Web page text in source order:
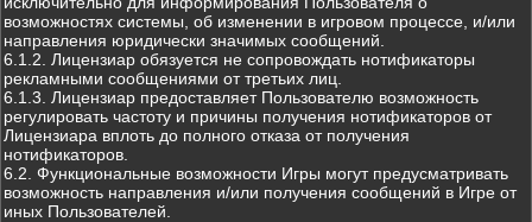
возможностях системы, об изменении в игровом процессе, и/или
направления юридически значимых сообщений.
6.1.2. Лицензиар обязуется не сопровождать нотификаторы
рекламными сообщениями от третьих лиц.
6.1.3. Лицензиар предоставляет Пользователю возможность
регулировать частоту и причины получения нотификаторов от
Лицензиара вплоть до полного отказа от получения
нотификаторов.
6.2. Функциональные возможности Игры могут предусматривать
возможность направления и/или получения сообщений в Игре от
иных Пользователей.